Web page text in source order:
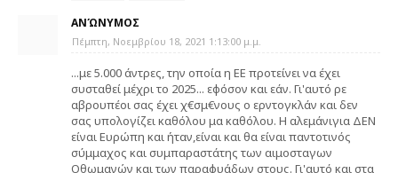
ΑΝΏΝΥΜΟΣ
Πέμπτη, Νοεμβρίου 18, 2021 1:13:00 μ.μ.
...με 5.000 άντρες, την οποία η ΕΕ προτείνει να έχει
συσταθεί μέχρι το 2025... εφόσον και εάν. Γι'αυτό ρε
αβρουπέοι σας έχει χ€σμ€νους ο ερντογκλάν και δεν
σας υπολογίζει καθόλου μα καθόλου. Η αλεμάνιγια ΔΕΝ
είναι Ευρώπη και ήταν,είναι και θα είναι παντοτινός
σύμμαχος και συμπαραστάτης των αιμοσταγων
Οθωμανών και των παραφυάδων στους. Γι'αυτό και στα